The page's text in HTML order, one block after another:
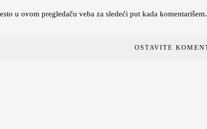
u ovom pregledaču veba za sledeći put kada komentarišem.